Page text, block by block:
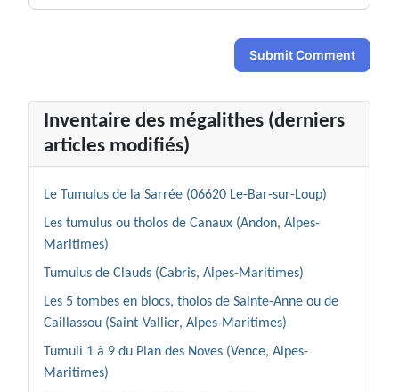
Submit Comment
Inventaire des mégalithes (derniers
articles modifiés)
Le Tumulus de la Sarrée (06620 Le-Bar-sur-Loup)
Les tumulus ou tholos de Canaux (Andon, Alpes-
Maritimes)
Tumulus de Clauds (Cabris, Alpes-Maritimes)
Les 5 tombes en blocs, tholos de Sainte-Anne ou de
Caillassou (Saint-Vallier, Alpes-Maritimes)
Tumuli 1 à 9 du Plan des Noves (Vence, Alpes-
Maritimes)